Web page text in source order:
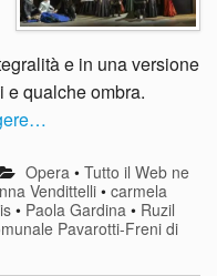
e in una versione
qualche ombra.
Opera• Tutto il Web ne
Vendittelli•carmela
• Paola Gardina • Ruzil
Pavarotti-Freni di